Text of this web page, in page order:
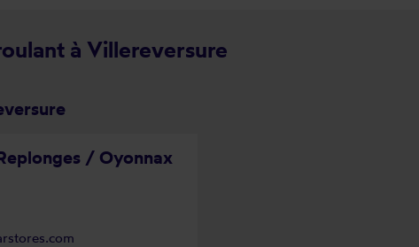
à Villereversure
/ Oyonnax